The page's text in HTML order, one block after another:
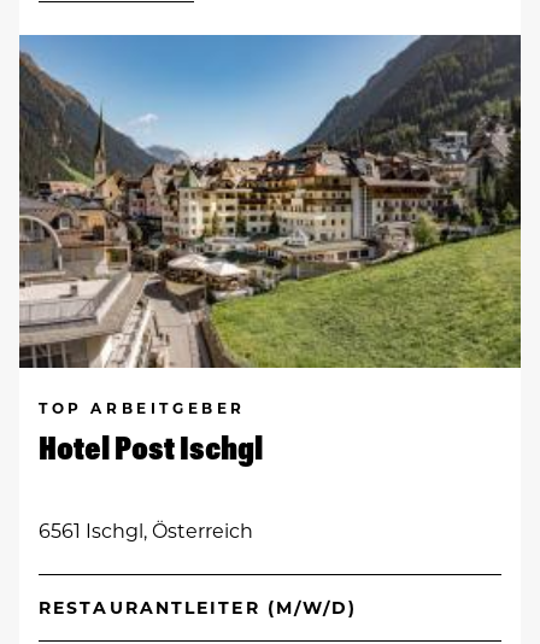
TOP ARBEITGEBER
Hotel Post Ischgl
6561 Ischgl, Österreich
RESTAURANTLEITER (M/W/D)